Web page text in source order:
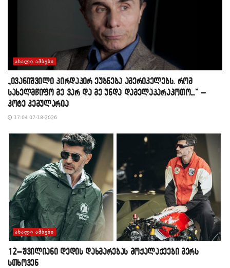
ᲐᲮᲐᲚᲘ ᲐᲛᲑᲔᲑᲘ
„ივანიშვილი პირდაპირ ეუბნება ამერიკელებს, რომ
სახელმწიფო მე ვარ და მე უნდა დამელაპარაკოთო…“ –
კოტე კემულარია
17:04 07-18-2026
ᲐᲮᲐᲚᲘ ᲐᲛᲑᲔᲑᲘ
12–შვილიანი დედის დახმარებას მოქალაქეები მერს
სთხოვენ